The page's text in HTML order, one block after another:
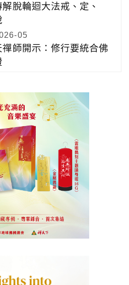
脫輪迴大法戒、定、
05
師開示：修行要統合佛